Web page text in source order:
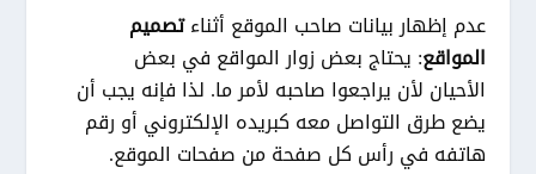
عدم إظهار بيانات صاحب الموقع أثناءتصميم
المواقع: يحتاج بعض زوار المواقع في بعض
الأحيان لأن يراجعوا صاحبه لأمر ما. لذا فإنه يجب أن
يضع طرق التواصل معه كبريده الإلكتروني أو رقم
هاتفه في رأس كل صفحة من صفحات الموقع.